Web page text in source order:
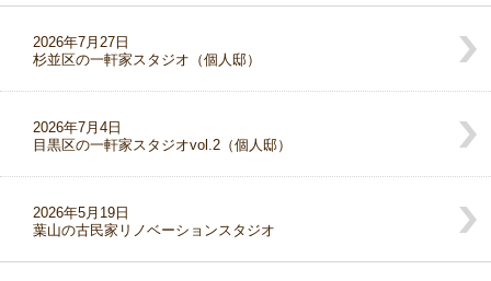
2026年7月27日
杉並区の一軒家スタジオ（個人邸）
2026年7月4日
目黒区の一軒家スタジオvol.2（個人邸）
2026年5月19日
葉山の古民家リノベーションスタジオ